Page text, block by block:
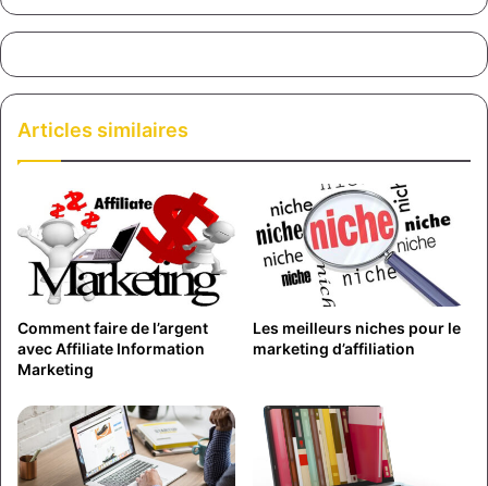
Articles similaires
Comment faire de l’argent
avec Affiliate Information
Marketing
Les meilleurs niches pour le
marketing d’affiliation